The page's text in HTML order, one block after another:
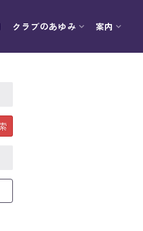
クラブのあゆみ 案内